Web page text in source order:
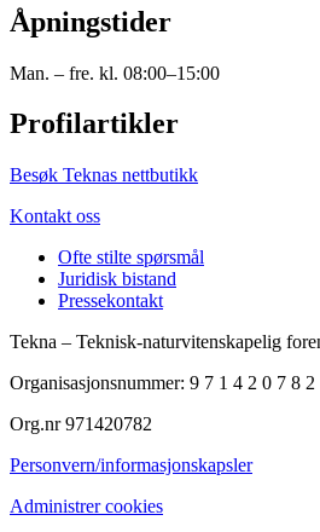
Åpningstider
Man. – fre. kl. 08:00–15:00
Profilartikler
Besøk Teknas nettbutikk
Kontakt oss
Ofte stilte spørsmål
Juridisk bistand
Pressekontakt
Tekna – Teknisk-naturvitenskapelig
Organisasjonsnummer: 9 7 1 4 2 0 7 8 2
Org.nr 971420782
Personvern/informasjonskapsler
Administrer cookies